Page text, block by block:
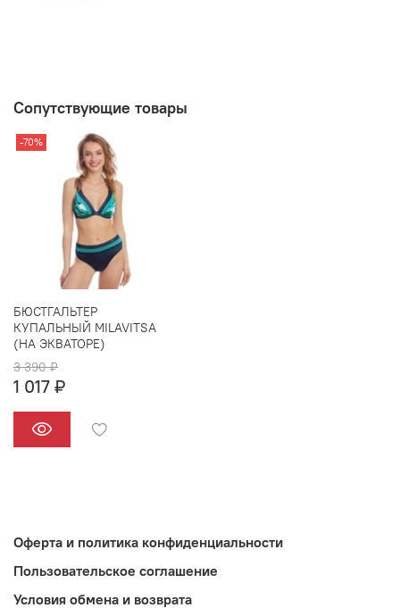
Сопутствующие товары
-70%
БЮСТГАЛЬТЕР
КУПАЛЬНЫЙ MILAVITSA
(НА ЭКВАТОРЕ)
3 390 ₽
1 017 ₽
Оферта и политика конфиденциальности
Пользовательское соглашение
Условия обмена и возврата